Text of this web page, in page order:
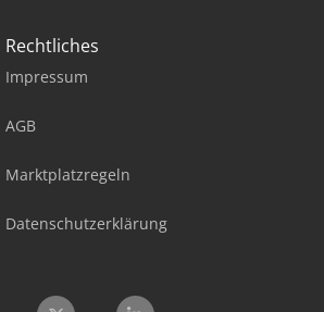
Rechtliches
Impressum
AGB
Marktplatzregeln
Datenschutzerklärung